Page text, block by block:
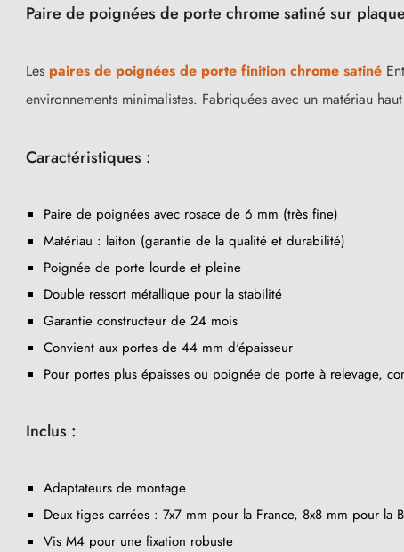
Paire de poignées de porte chrome satiné sur
Les paires de poignées de porte finition chrome satiné
environnements minimalistes. Fabriquées avec un matériau
Caractéristiques :
Paire de poignées avec rosace de 6 mm (très fine)
Matériau : laiton (garantie de la qualité et durabilité)
Poignée de porte lourde et pleine
Double ressort métallique pour la stabilité
Garantie constructeur de 24 mois
Convient aux portes de 44 mm d'épaisseur
Pour portes plus épaisses ou poignée de porte à relevage,
Inclus :
Adaptateurs de montage
Deux tiges carrées : 7x7 mm pour la France, 8x8 mm pour la
Vis M4 pour une fixation robuste